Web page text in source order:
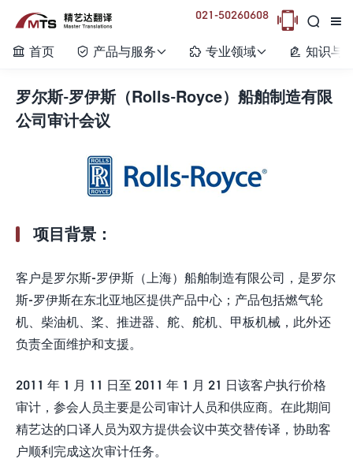


021-50260608 
 首页  产品与服务  专业领域  知识与
罗尔斯-罗伊斯（Rolls-Royce）船舶制造有限
公司审计会议
项目背景：
客户是罗尔斯-罗伊斯（上海）船舶制造有限公司，是罗尔
斯-罗伊斯在东北亚地区提供产品中心；产品包括燃气轮
机、柴油机、桨、推进器、舵、舵机、甲板机械，此外还
负责全面维护和支援。
2011 年 1 月 11 日至 2011 年 1 月 21 日该客户执行价格
审计，参会人员主要是公司审计人员和供应商。在此期间
精艺达的口译人员为双方提供会议中英交替传译，协助客
户顺利完成这次审计任务。